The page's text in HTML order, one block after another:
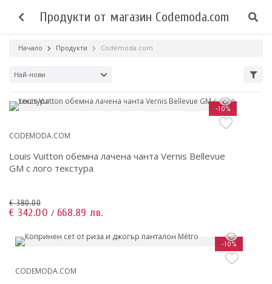
Начало Продукти Codemoda.com
Продукти от магазин Codemoda.com
Най-нови
-10%
CODEMODA.COM
Louis Vuitton обемна лачена чанта Vernis Bellevue
GM с лого текстура
€ 380.00
€ 342.00 / 668.89 лв.
-10%
CODEMODA.COM